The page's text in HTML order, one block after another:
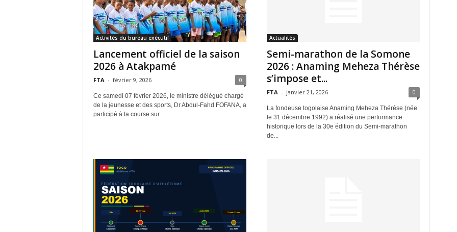
Activités du bureau exécutif
Lancement officiel de la saison
2026 à Atakpamé
FTA - février 9, 2026 0
Ce samedi 07 février 2026, le ministre délégué chargé
de la jeunesse et des sports, Dr Abdul-Fahd FOFANA, a
participé à la course sur...
Actualités
Semi-marathon de la Somone
2026 : Anaming Meheza Thérèse
s’impose et...
FTA - janvier 21, 2026 0
La fondeuse togolaise Anaming Meheza Thérèse (née
le 31 décembre 1992) a réalisé une performance
historique lors de la 30e édition du Semi-marathon
de...